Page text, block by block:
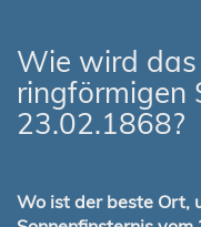
Wie wird
ringförmigen
23.02.1868?
Wo ist der beste Ort,